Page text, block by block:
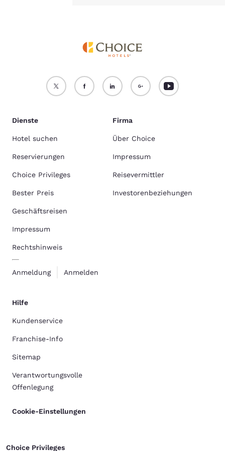
Dienste
Hotel suchen
Reservierungen
Choice Privileges
Bester Preis
Geschäftsreisen
Impressum
Rechtshinweis
Anmeldung Anmelden
Firma
Über Choice
Impressum
Reisevermittler
Investorenbeziehungen
Hilfe
Kundenservice
Franchise-Info
Sitemap
Verantwortungsvolle
Offenlegung
Cookie-Einstellungen
Choice Privileges